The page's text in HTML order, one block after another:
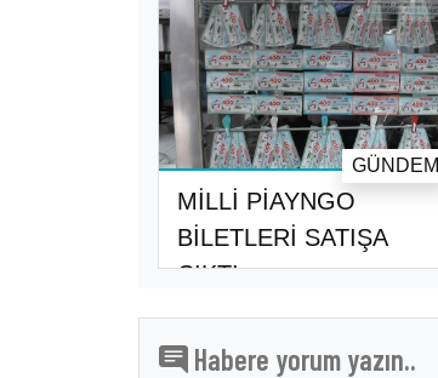
MİLLİ PİAYNGO
BİLETLERİ SATIŞA
ÇIKTI
GÜNDEM
Habere yorum yazın..